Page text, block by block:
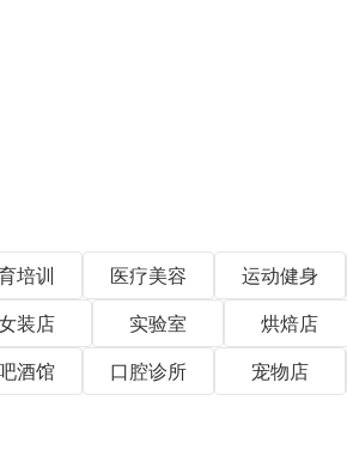
培训 医疗美容 运动健身
装店
实验室 烘焙店
酒馆
口腔诊所 宠物店